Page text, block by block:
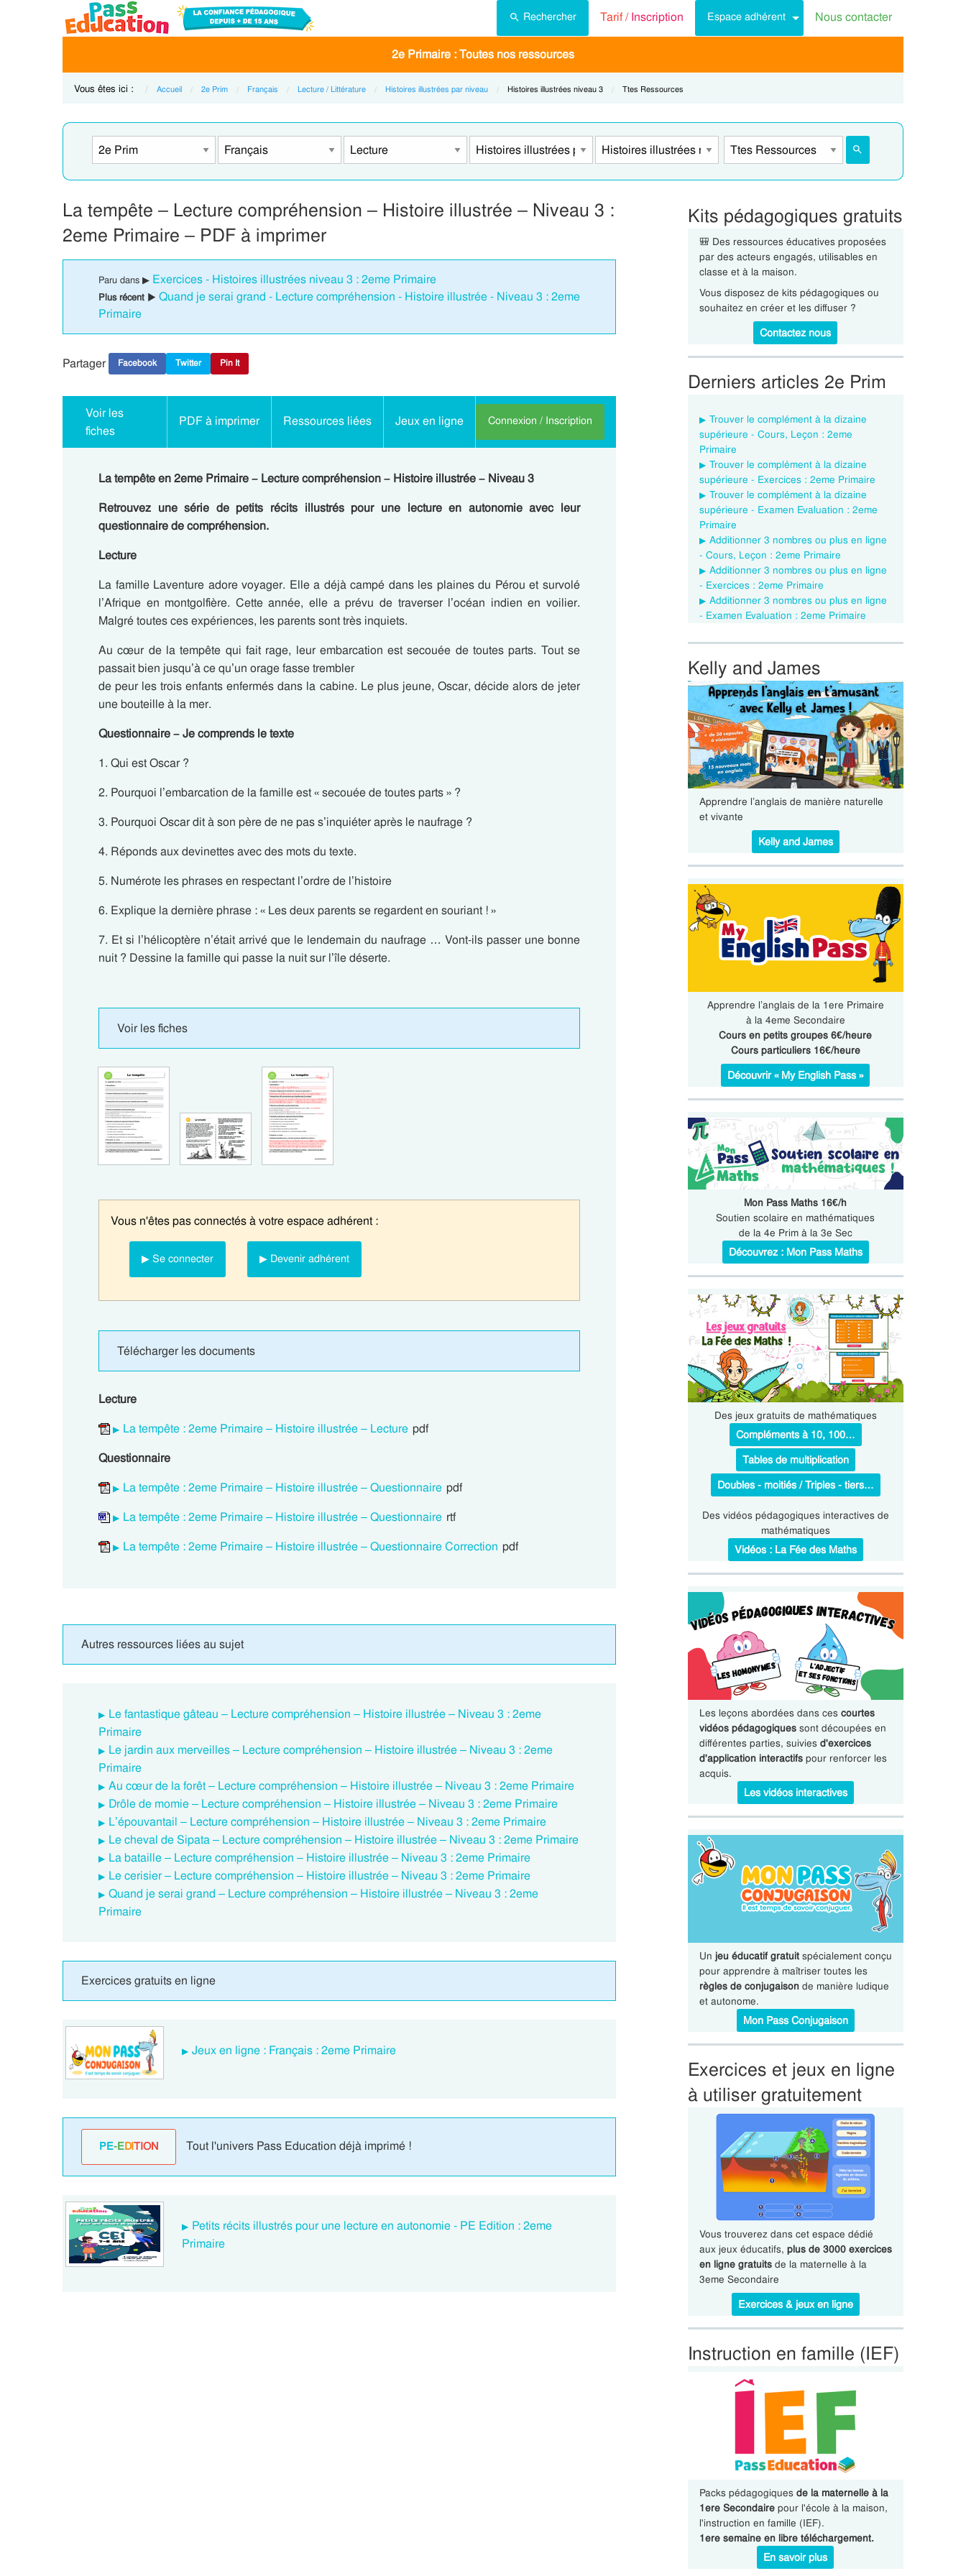
Rechercher Tarif /Inscription Espace adhérent Nous contacter
2e Primaire : Toutes nos ressources
Vous êtes ici : Accueil 2e Prim Français Lecture / Littérature Histoires illustrées par niveau Current:
Histoires illustrées niveau 3 Current:
Ttes Ressources
La tempête – Lecture compréhension – Histoire illustrée – Niveau 3 :
2eme Primaire – PDF à imprimer
Paru dans ▶ Exercices - Histoires illustrées niveau 3 : 2eme Primaire
Plus récent ▶ Quand je serai grand - Lecture compréhension - Histoire illustrée - Niveau 3 : 2eme
Primaire
Partager Facebook Twitter Pin It
Voir les
fiches
PDF à imprimer Ressources liées Jeux en ligne Connexion / Inscription
La tempête en 2eme Primaire – Lecture compréhension – Histoire illustrée – Niveau 3
Retrouvez une série de petits récits illustrés pour une lecture en autonomie avec leur
questionnaire de compréhension.
Lecture
La famille Laventure adore voyager. Elle a déjà campé dans les plaines du Pérou et survolé
l’Afrique en montgolfière. Cette année, elle a prévu de traverser l’océan indien en voilier.
Malgré toutes ces expériences, les parents sont très inquiets.
Au cœur de la tempête qui fait rage, leur embarcation est secouée de toutes parts. Tout se
passait bien jusqu’à ce qu’un orage fasse trembler
de peur les trois enfants enfermés dans la cabine. Le plus jeune, Oscar, décide alors de jeter
une bouteille à la mer.
Questionnaire – Je comprends le texte
1. Qui est Oscar ?
2. Pourquoi l’embarcation de la famille est « secouée de toutes parts » ?
3. Pourquoi Oscar dit à son père de ne pas s’inquiéter après le naufrage ?
4. Réponds aux devinettes avec des mots du texte.
5. Numérote les phrases en respectant l’ordre de l’histoire
6. Explique la dernière phrase : « Les deux parents se regardent en souriant ! »
7. Et si l’hélicoptère n’était arrivé que le lendemain du naufrage … Vont-ils passer une bonne
nuit ? Dessine la famille qui passe la nuit sur l’île déserte.
Voir les fiches
Vous n'êtes pas connectés à votre espace adhérent :
▶ Se connecter ▶ Devenir adhérent
Télécharger les documents
Lecture
La tempête : 2eme Primaire – Histoire illustrée – Lecture pdf
Questionnaire
La tempête : 2eme Primaire – Histoire illustrée – Questionnaire pdf
La tempête : 2eme Primaire – Histoire illustrée – Questionnaire rtf
La tempête : 2eme Primaire – Histoire illustrée – Questionnaire Correction pdf
Autres ressources liées au sujet
Le fantastique gâteau – Lecture compréhension – Histoire illustrée – Niveau 3 : 2eme
Primaire
Le jardin aux merveilles – Lecture compréhension – Histoire illustrée – Niveau 3 : 2eme
Primaire
Au cœur de la forêt – Lecture compréhension – Histoire illustrée – Niveau 3 : 2eme Primaire
Drôle de momie – Lecture compréhension – Histoire illustrée – Niveau 3 : 2eme Primaire
L’épouvantail – Lecture compréhension – Histoire illustrée – Niveau 3 : 2eme Primaire
Le cheval de Sipata – Lecture compréhension – Histoire illustrée – Niveau 3 : 2eme Primaire
La bataille – Lecture compréhension – Histoire illustrée – Niveau 3 : 2eme Primaire
Le cerisier – Lecture compréhension – Histoire illustrée – Niveau 3 : 2eme Primaire
Quand je serai grand – Lecture compréhension – Histoire illustrée – Niveau 3 : 2eme
Primaire
Exercices gratuits en ligne
Jeux en ligne : Français : 2eme Primaire
PE-EDITION Tout l'univers Pass Education déjà imprimé !
Petits récits illustrés pour une lecture en autonomie - PE Edition : 2eme
Primaire
Kits pédagogiques gratuits
🎒 Des ressources éducatives proposées
par des acteurs engagés, utilisables en
classe et à la maison.
Vous disposez de kits pédagogiques ou
souhaitez en créer et les diffuser ?
Contactez nous
Derniers articles 2e Prim
Trouver le complément à la dizaine
supérieure - Cours, Leçon : 2eme
Primaire
Trouver le complément à la dizaine
supérieure - Exercices : 2eme Primaire
Trouver le complément à la dizaine
supérieure - Examen Evaluation : 2eme
Primaire
Additionner 3 nombres ou plus en ligne
- Cours, Leçon : 2eme Primaire
Additionner 3 nombres ou plus en ligne
- Exercices : 2eme Primaire
Additionner 3 nombres ou plus en ligne
- Examen Evaluation : 2eme Primaire
Kelly and James
Apprendre l’anglais de manière naturelle
et vivante
Kelly and James
Apprendre l’anglais de la 1ere Primaire
à la 4eme Secondaire
Cours en petits groupes 6€/heure
Cours particuliers 16€/heure
Découvrir « My English Pass »
Mon Pass Maths 16€/h
Soutien scolaire en mathématiques
de la 4e Prim à la 3e Sec
Découvrez : Mon Pass Maths
Des jeux gratuits de mathématiques
Compléments à 10, 100…
Tables de multiplication
Doubles - moitiés / Triples - tiers…
Des vidéos pédagogiques interactives de
mathématiques
Vidéos : La Fée des Maths
Les leçons abordées dans ces courtes
vidéos pédagogiquessont découpées en
différentes parties, suivies d'exercices
d'application interactifspour renforcer les
acquis.
Les vidéos interactives
Un jeu éducatif gratuitspécialement conçu
pour apprendre à maîtriser toutes les
règles de conjugaisonde manière ludique
et autonome.
Mon Pass Conjugaison
Exercices et jeux en ligne
à utiliser gratuitement
Vous trouverez dans cet espace dédié
aux jeux éducatifs, plus de 3000 exercices
en ligne gratuitsde la maternelle à la
3eme Secondaire
Exercices & jeux en ligne
Instruction en famille (IEF)
Packs pédagogiques de la maternelle à la
1ere Secondairepour l'école à la maison,
l'instruction en famille (IEF).
1ere semaine en libre téléchargement.
En savoir plus